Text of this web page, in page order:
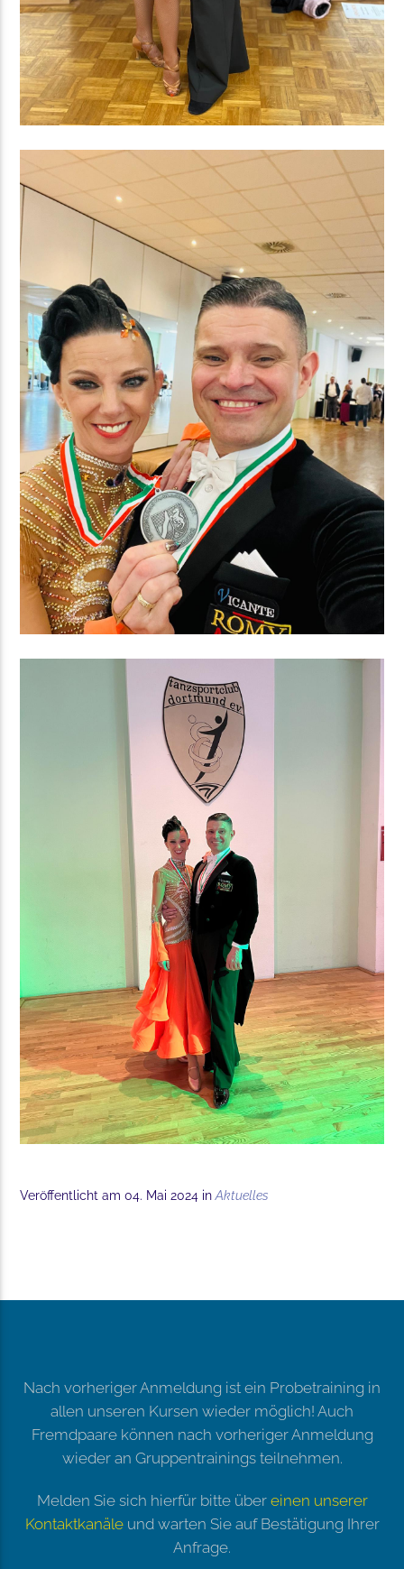
Veröffentlicht am 04. Mai 2024 inAktuelles
Nach vorheriger Anmeldung ist ein Probetraining in
allen unseren Kursen wieder möglich! Auch
Fremdpaare können nach vorheriger Anmeldung
wieder an Gruppentrainings teilnehmen.
Melden Sie sich hierfür bitte über einen unserer
Kontaktkanäleund warten Sie auf Bestätigung Ihrer
Anfrage.